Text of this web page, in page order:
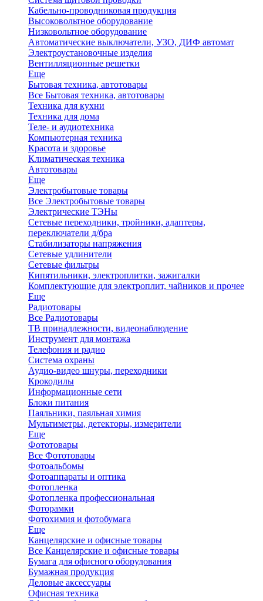
Кабельно-проводниковая продукция
Высоковольтное оборудование
Низковольтное оборудование
Автоматические выключатели, УЗО, ДИФ автомат
Электроустановочные изделия
Вентилляционные решетки
Еще
Бытовая техника, автотовары
Все Бытовая техника, автотовары
Техника для кухни
Техника для дома
Теле- и аудиотехника
Компьютерная техника
Красота и здоровье
Климатическая техника
Автотовары
Еще
Электробытовые товары
Все Электробытовые товары
Электрические ТЭНы
Сетевые переходники, тройники, адаптеры,
переключатели д/бра
Стабилизаторы напряжения
Сетевые удлинители
Сетевые фильтры
Кипятильники, электроплитки, зажигалки
Комплектующие для электроплит, чайников и прочее
Еще
Радиотовары
Все Радиотовары
ТВ принадлежности, видеонаблюдение
Инструмент для монтажа
Телефония и радио
Система охраны
Аудио-видео шнуры, переходники
Крокодилы
Информационные сети
Блоки питания
Паяльники, паяльная химия
Мультиметры, детекторы, измерители
Еще
Фототовары
Все Фототовары
Фотоальбомы
Фотоаппараты и оптика
Фотопленка
Фотопленка профессиональная
Фоторамки
Фотохимия и фотобумага
Еще
Канцелярские и офисные товары
Все Канцелярские и офисные товары
Бумага для офисного оборудования
Бумажная продукция
Деловые аксессуары
Офисная техника